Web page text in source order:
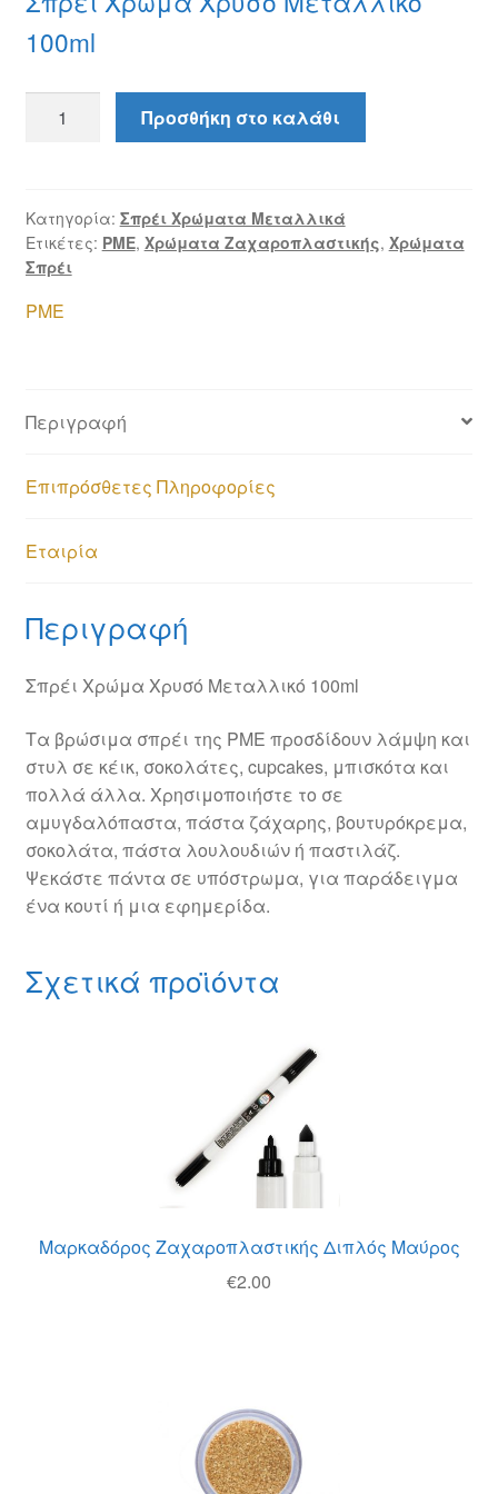
100ml
Χρώμα
ποσότητα
Προσθήκη στο καλάθι
Κατηγορία: Σπρέι Χρώματα Μεταλλικά
Ετικέτες: PME, Χρώματα Ζαχαροπλαστικής, Χρώματα
Σπρέι
PME
Περιγραφή
Επιπρόσθετες Πληροφορίες
Εταιρία
Περιγραφή
Σπρέι Χρώμα Χρυσό Μεταλλικό 100ml
Τα βρώσιμα σπρέι της PME προσδίδουν λάμψη και
στυλ σε κέικ, σοκολάτες, cupcakes, μπισκότα και
πολλά άλλα. Χρησιμοποιήστε το σε
αμυγδαλόπαστα, πάστα ζάχαρης, βουτυρόκρεμα,
σοκολάτα, πάστα λουλουδιών ή παστιλάζ.
Ψεκάστε πάντα σε υπόστρωμα, για παράδειγμα
ένα κουτί ή μια εφημερίδα.
Σχετικά προϊόντα
Μαρκαδόρος Ζαχαροπλαστικής Διπλός Μαύρος
€2.00